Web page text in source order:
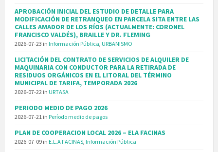
APROBACIÓN INICIAL DEL ESTUDIO DE DETALLE PARA
MODIFICACIÓN DE RETRANQUEO EN PARCELA SITA ENTRE LAS
CALLES AMADOR DE LOS RÍOS (ACTUALMENTE: CORONEL
FRANCISCO VALDÉS), BRAILLE Y DR. FLEMING
2026-07-23 in Información Pública, URBANISMO
LICITACIÓN DEL CONTRATO DE SERVICIOS DE ALQUILER DE
MAQUINARIA CON CONDUCTOR PARA LA RETIRADA DE
RESIDUOS ORGÁNICOS EN EL LITORAL DEL TÉRMINO
MUNICIPAL DE TARIFA, TEMPORADA 2026
2026-07-22 in URTASA
PERIODO MEDIO DE PAGO 2026
2026-07-21 in Período medio de pagos
PLAN DE COOPERACION LOCAL 2026 – ELA FACINAS
2026-07-09 in E.L.A FACINAS, Información Pública